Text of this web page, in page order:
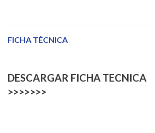
FICHA TÉCNICA
DESCARGAR FICHA TECNICA
>>>>>>>